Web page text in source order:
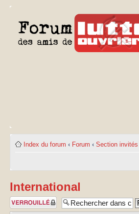
Index du forum ‹ Forum ‹ Section invités
International
Sujet verrouillé